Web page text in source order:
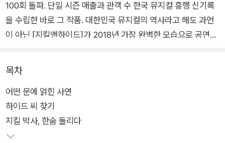
100회 돌파. 단일 시즌 매출과 관객 수 한국 뮤지컬 흥행 신기록
을 수립한 바로 그 작품. 대한민국 뮤지컬의 역사라고 해도 과언
이 아닌 [지킬앤하이드]가 2018년 가장 완벽한 모습으로 공연을
공연이 시작되기도 전에 엄청난 기대를 모으고 있다.
특히, [지킬앤하이드] 하면 바로 떠오르는 뮤지컬 스타 조승우가
출연하는 날은 이미 매진 세례다. 매해 새로운 신화로 화제를 불
러일으킨 [지킬앤하이드]의 원작, <지킬 박사와 하이드>를 188
6년 초판본 디자인으로 소장가치를 더해 독자들을 만난다.
목차
어떤 문에 얽힌 사연
하이드 씨 찾기
지킬 박사, 한숨 돌리다